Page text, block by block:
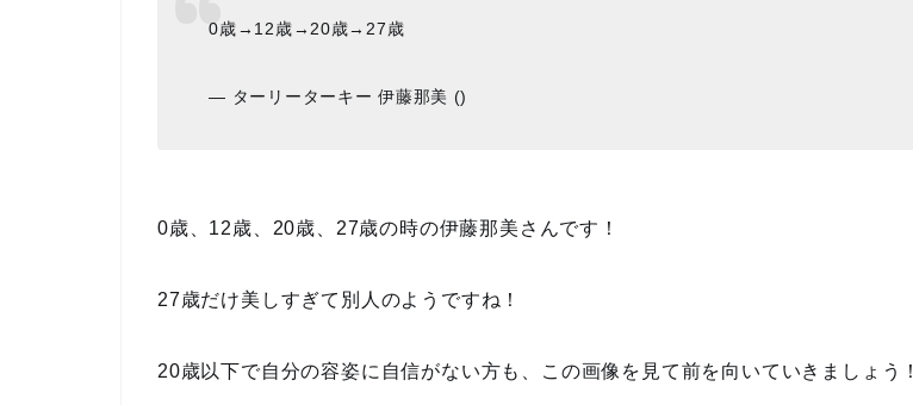
0歳→12歳→20歳→27歳
— ターリーターキー 伊藤那美 ()
0歳、12歳、20歳、27歳の時の伊藤那美さんです！
27歳だけ美しすぎて別人のようですね！
20歳以下で自分の容姿に自信がない方も、この画像を見て前を向いていきましょう！